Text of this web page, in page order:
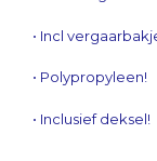
• Incl
• Polypropyleen!
• Inclusief deksel!